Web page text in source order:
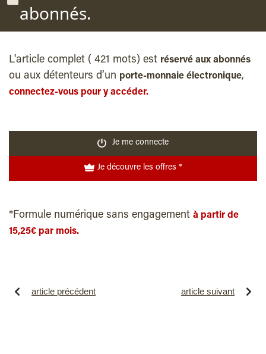
abonnés.
L'article complet ( 421 mots) est réservé aux abonnés
ou aux détenteurs d’un porte-monnaie électronique,
connectez-vous pour y accéder.
Je me connecte
Je découvre les offres *
*Formule numérique sans engagement à partir de
15,25€ par mois.
article précédent article suivant